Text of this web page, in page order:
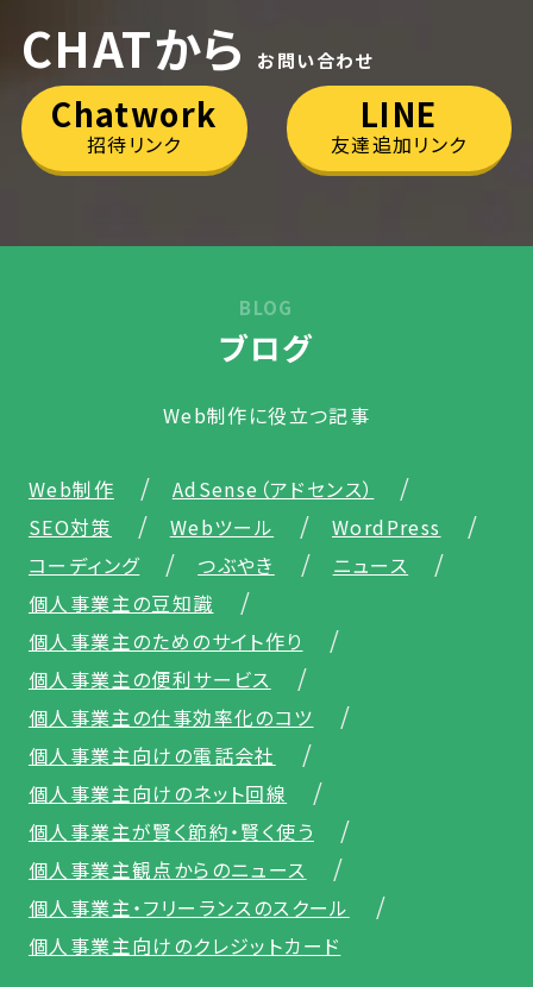
CHATから お問い合わせ
Chatwork
招待リンク
LINE
友達追加リンク
BLOG
ブログ
Web制作に役立つ記事
Web制作
AdSense（アドセンス）
SEO対策
Webツール
WordPress
コーディング
つぶやき
ニュース
個人事業主の豆知識
個人事業主のためのサイト作り
個人事業主の便利サービス
個人事業主の仕事効率化のコツ
個人事業主向けの電話会社
個人事業主向けのネット回線
個人事業主が賢く節約・賢く使う
個人事業主観点からのニュース
個人事業主・フリーランスのスクール
個人事業主向けのクレジットカード